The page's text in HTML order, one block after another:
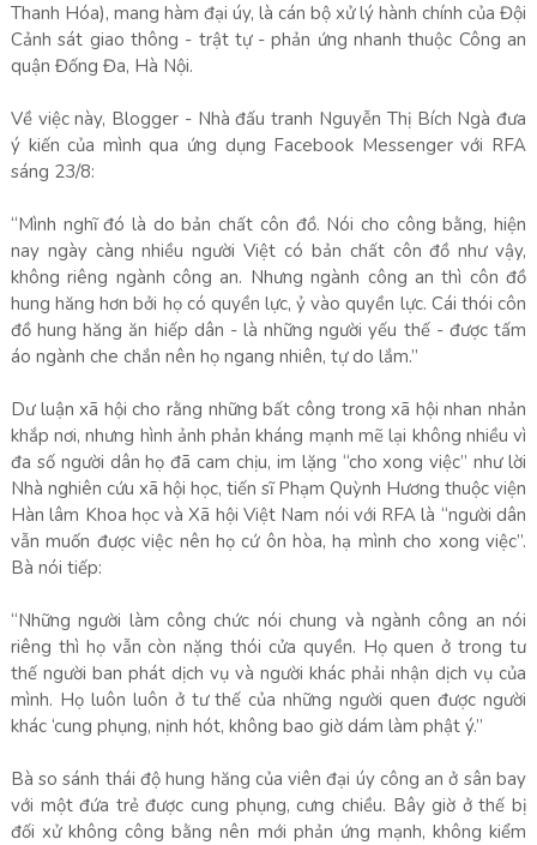
Thanh Hóa), mang hàm đại úy, là cán bộ xử lý hành chính của Đội
Cảnh sát giao thông - trật tự - phản ứng nhanh thuộc Công an
quận Đống Đa, Hà Nội.
Về việc này, Blogger - Nhà đấu tranh Nguyễn Thị Bích Ngà đưa
ý kiến của mình qua ứng dụng Facebook Messenger với RFA
sáng 23/8:
“Mình nghĩ đó là do bản chất côn đồ. Nói cho công bằng, hiện
nay ngày càng nhiều người Việt có bản chất côn đồ như vậy,
không riêng ngành công an. Nhưng ngành công an thì côn đồ
hung hăng hơn bởi họ có quyền lực, ỷ vào quyền lực. Cái thói côn
đồ hung hăng ăn hiếp dân - là những người yếu thế - được tấm
áo ngành che chắn nên họ ngang nhiên, tự do lắm.”
Dư luận xã hội cho rằng những bất công trong xã hội nhan nhản
khắp nơi, nhưng hình ảnh phản kháng mạnh mẽ lại không nhiều vì
đa số người dân họ đã cam chịu, im lặng “cho xong việc” như lời
Nhà nghiên cứu xã hội học, tiến sĩ Phạm Quỳnh Hương thuộc viện
Hàn lâm Khoa học và Xã hội Việt Nam nói với RFA là “người dân
vẫn muốn được việc nên họ cứ ôn hòa, hạ mình cho xong việc”.
Bà nói tiếp:
“Những người làm công chức nói chung và ngành công an nói
riêng thì họ vẫn còn nặng thói cửa quyền. Họ quen ở trong tư
thế người ban phát dịch vụ và người khác phải nhận dịch vụ của
mình. Họ luôn luôn ở tư thế của những người quen được người
khác ‘cung phụng, nịnh hót, không bao giờ dám làm phật ý.”
Bà so sánh thái độ hung hăng của viên đại úy công an ở sân bay
với một đứa trẻ được cung phụng, cưng chiều. Bây giờ ở thế bị
đối xử không công bằng nên mới phản ứng mạnh, không kiểm